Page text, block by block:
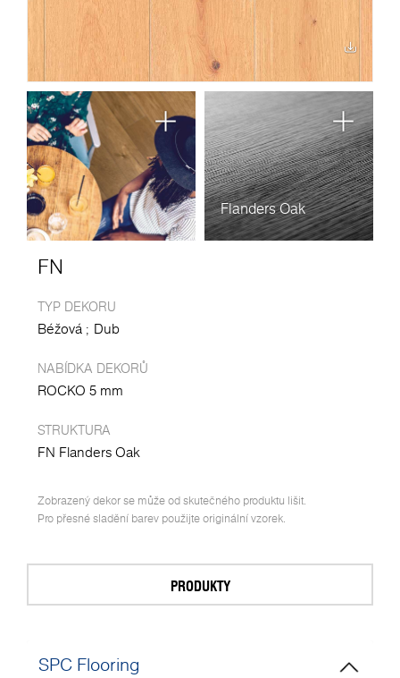
Flanders Oak
FN
TYP DEKORU
Béžová Dub
NABÍDKA DEKORŮ
ROCKO 5 mm
STRUKTURA
FN Flanders Oak
Zobrazený dekor se může od skutečného produktu lišit.
Pro přesné sladění barev použijte originální vzorek.
PRODUKTY
SPC Flooring